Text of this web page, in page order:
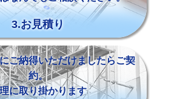
3.お見積り
ご納得いただけましたらご契
約。
に取り掛かります